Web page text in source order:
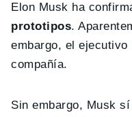
Elon Musk ha
prototipos.
embargo, el
compañía.
Sin embargo, Musk